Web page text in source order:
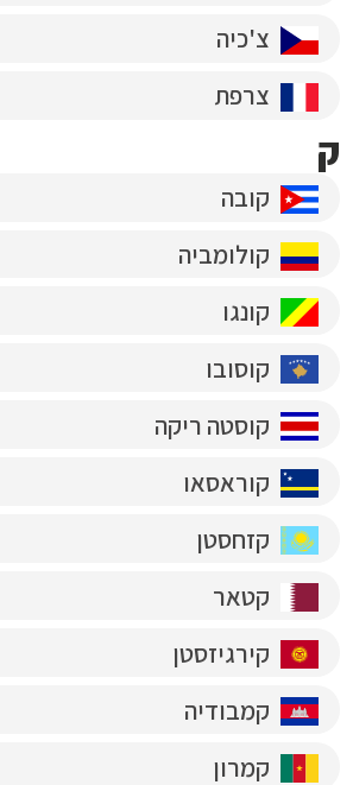
צ'כיה
צרפת
ק
קובה
קולומביה
קונגו
קוסובו
קוסטה ריקה
קוראסאו
קזחסטן
קטאר
קירגיזסטן
קמבודיה
קמרון